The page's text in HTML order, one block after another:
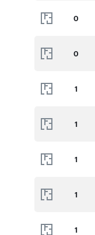
0
0
1
1
1
1
1